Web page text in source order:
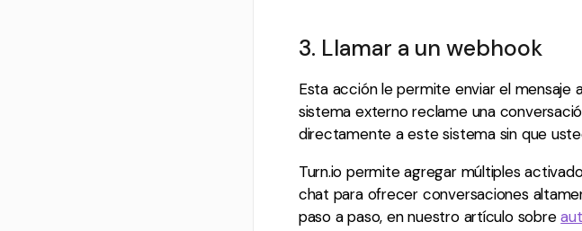
3. Llamar a un webhook
Esta acción le permite enviar el
sistema externo reclame una
directamente a este sistema sin que
Turn.io permite agregar múltiples
chat para ofrecer conversaciones
paso a paso, en nuestro artículo sobre